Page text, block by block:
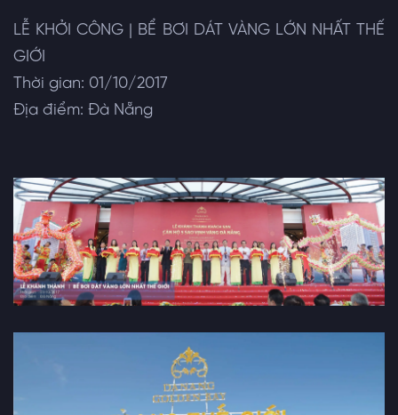
LỄ KHỞI CÔNG | BỂ BƠI DÁT VÀNG LỚN NHẤT THẾ
GIỚI
Thời gian: 01/10/2017
Địa điểm: Đà Nẵng